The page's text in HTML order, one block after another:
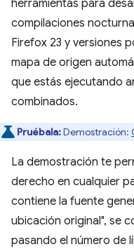
herramientas para
compilaciones
Firefox 23 y versiones
mapa de origen
que estás ejecutando
combinados.
Pruébala:Demostración:
La demostración te
derecho en cualquier
contiene la fuente
ubicación original", se
pasando el número de